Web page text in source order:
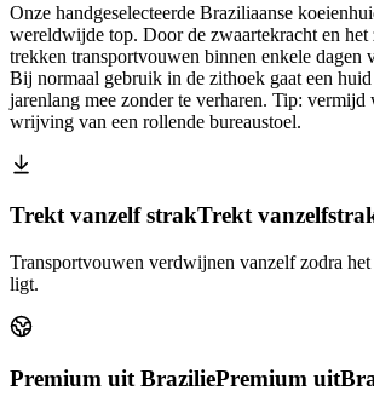
Onze handgeselecteerde Braziliaanse
wereldwijde top. Door de zwaartekracht en het
trekken transportvouwen binnen enkele dagen
Bij normaal gebruik in de zithoek gaat een
jarenlang mee zonder te verharen. Tip: vermijd
wrijving van een rollende bureaustoel.
Trekt vanzelf strakTrekt vanzelf
Transportvouwen verdwijnen vanzelf zodra het
ligt.
Premium uit BraziliePremium uit